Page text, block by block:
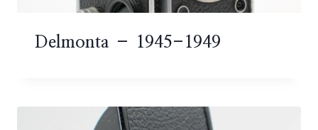
Delmonta – 1945-1949